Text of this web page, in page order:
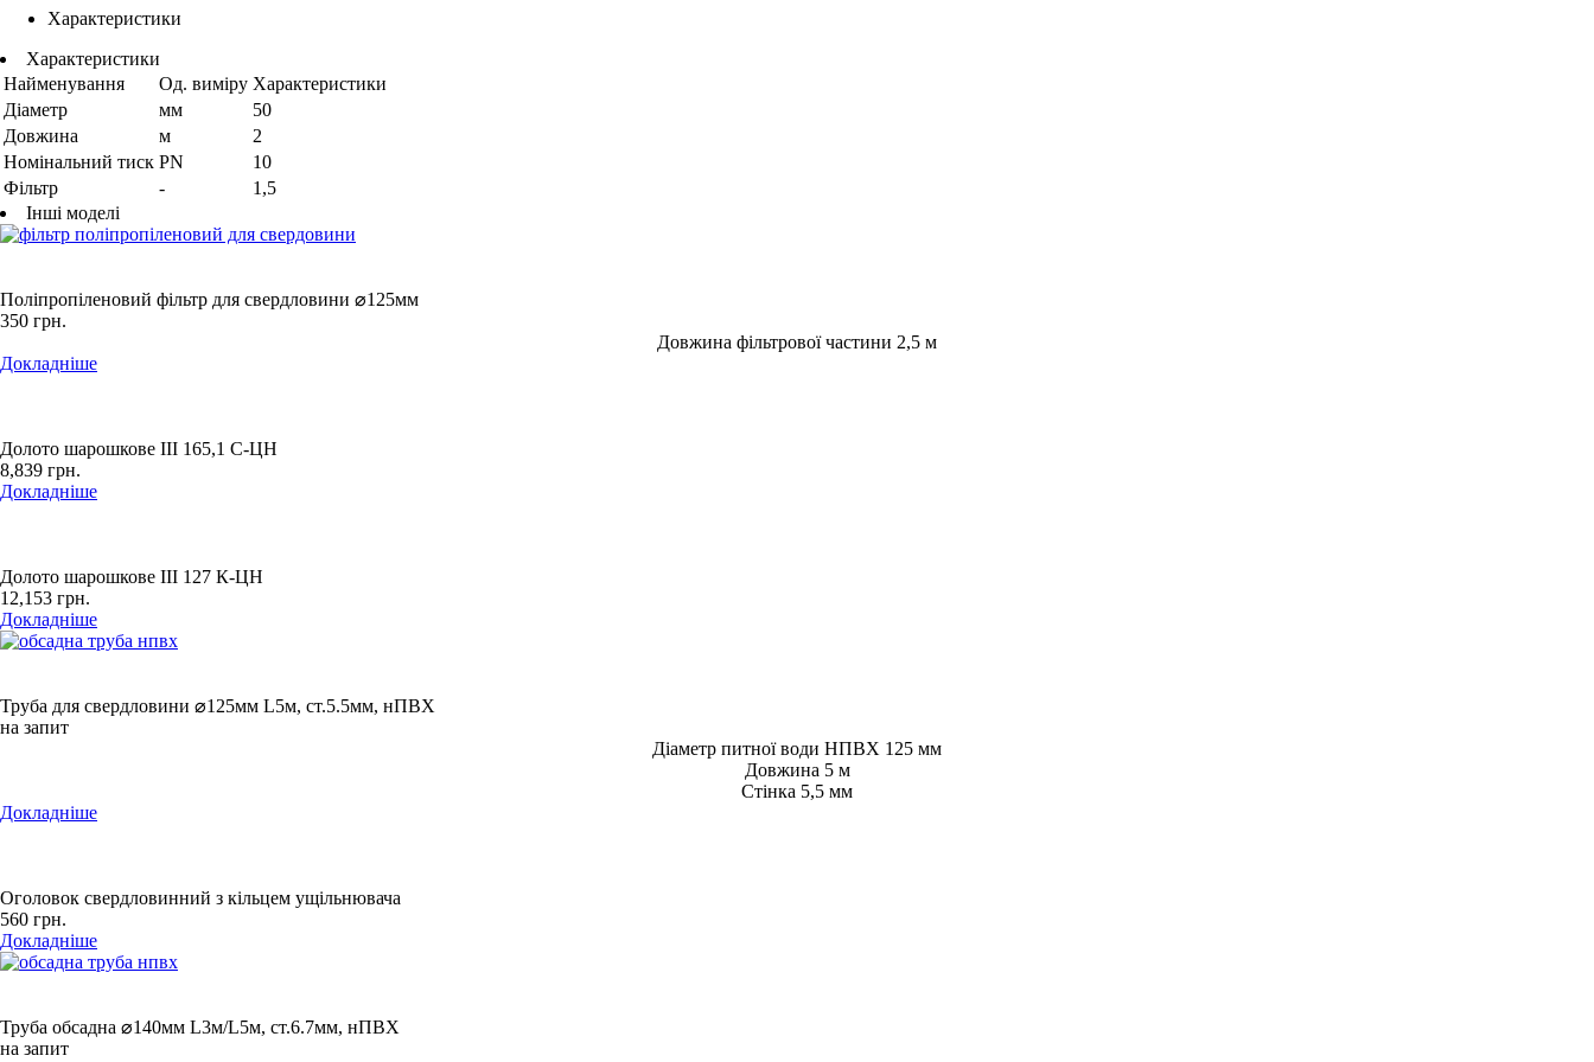
Характеристики
Характеристики
Найменування
Од. виміру Характеристики
Діаметр
мм
50
Довжина
м
2
Номінальний тиск PN
10
Фільтр
-
1,5
Інші моделі
Поліпропіленовий фільтр для свердловини ⌀125мм
350 грн.
Довжина фільтрової частини 2,5 м
Докладніше
Долото шарошкове ІІІ 165,1 С-ЦН
8,839 грн.
Докладніше
Долото шарошкове ІІІ 127 К-ЦН
12,153 грн.
Докладніше
Труба для свердловини ⌀125мм L5м, ст.5.5мм, нПВХ
на запит
Діаметр питної води НПВХ 125 мм
Довжина 5 м
Стінка 5,5 мм
Докладніше
Оголовок свердловинний з кільцем ущільнювача
560 грн.
Докладніше
Труба обсадна ⌀140мм L3м/L5м, ст.6.7мм, нПВХ
на запит